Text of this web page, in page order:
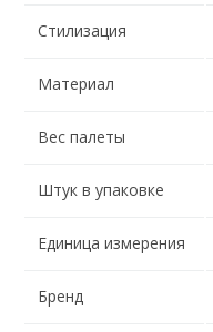
Стилизация
Материал
Вес палеты
Штук в упаковке
Единица измерения
Бренд